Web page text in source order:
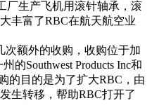
厂生产飞机用滚针轴承，滚
丰富了RBC在航天航空业
额外的收购，收购位于加
的Southwest Products Inc和
的目的是为了扩大RBC，由
生转移，帮助RBC打开了